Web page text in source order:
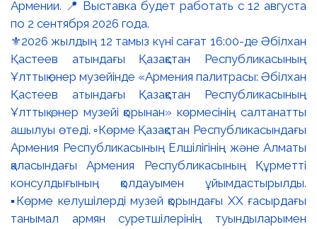
⚜️2026 жылдың 12 тамыз күні сағат 16:00-де Әбілхан
Қастеев атындағы Қазақстан Республикасының
Ұлттық өнер музейінде «Армения палитрасы: Әбілхан
Қастеев атындағы Қазақстан Республикасының
Ұлттық өнер музейі қорынан» көрмесінің салтанатты
ашылуы өтеді. ▫️Көрме Қазақстан Республикасындағы
Армения Республикасының Елшілігінің және Алматы
қаласындағы Армения Республикасының Құрметті
консулдығының қолдауымен ұйымдастырылды.
▪️Көрме келушілерді музей қорындағы ХХ ғасырдағы
танымал армян суретшілерінің туындыларымен